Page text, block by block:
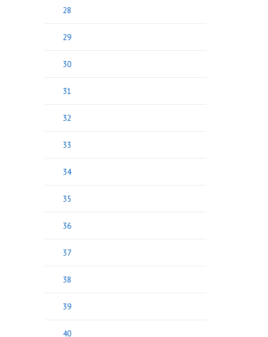
28
29
30
31
32
33
34
35
36
37
38
39
40